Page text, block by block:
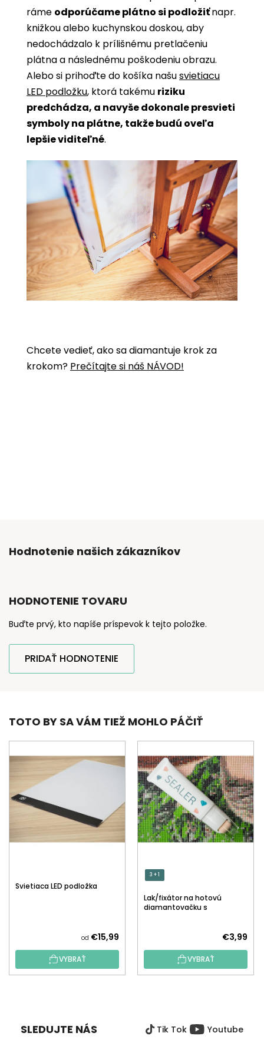
ráme odporúčame plátno si podložiťnapr.
knižkou alebo kuchynskou doskou, aby
nedochádzalo k prílišnému pretlačeniu
plátna a následnému poškodeniu obrazu.
Alebo si prihoďte do košíka našusvietiacu
LED podložku, ktorá takému riziku
predchádza, a navyše dokonale presvieti
symboly na plátne, takže budú oveľa
lepšie viditeľné.
Chcete vedieť, ako sa diamantuje krok za
krokom? Prečítajte si náš NÁVOD!
Hodnotenie našich zákazníkov
HODNOTENIE TOVARU
Buďte prvý, kto napíše príspevok k tejto položke.
PRIDAŤ HODNOTENIE
TOTO BY SA VÁM TIEŽ MOHLO PÁČIŤ
Svietiaca LED podložka
od €15,99
VYBRAŤ
3 + 1
Lak/fixátor na hotovú
diamantovačku s
€3,99
VYBRAŤ
SLEDUJTE NÁS Tik Tok Youtube